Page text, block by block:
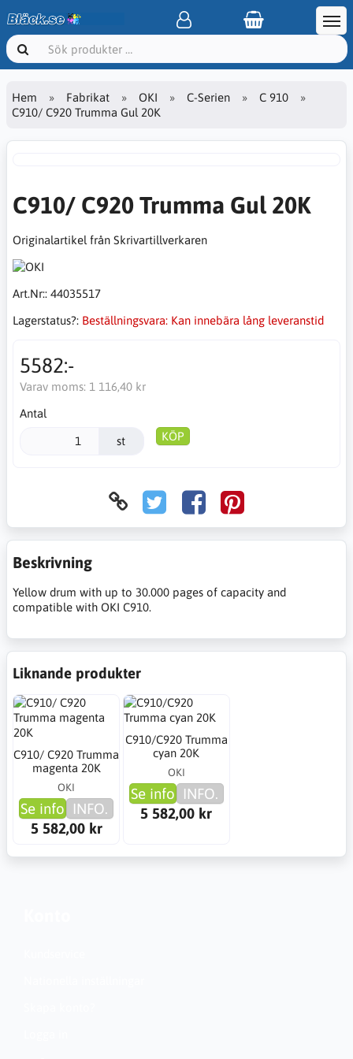
Hem Fabrikat OKI C-Serien
C 910
C910/ C920 Trumma Gul 20K
C910/ C920 Trumma Gul 20K
Originalartikel från Skrivartillverkaren
Art.Nr:: 44035517
Lagerstatus?: Beställningsvara: Kan innebära lång leveranstid
5582:-
Varav moms: 1 116,40 kr
Antal
st KÖP
Beskrivning
Yellow drum with up to 30.000 pages of capacity and
compatible with OKI C910.
Liknande produkter
C910/ C920 Trumma
magenta 20K
OKI
Se info INFO.
5 582,00 kr
C910/C920 Trumma
cyan 20K
OKI
Se info INFO.
5 582,00 kr